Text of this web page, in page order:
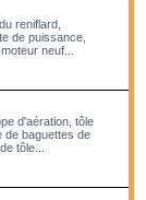
reniflard,
de puissance,
neuf...
d'aération, tôle
de baguettes de
tôle...